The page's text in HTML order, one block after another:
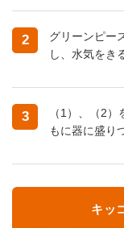
2
グリーンピー
し、水気をき
3
（1）、（2
もに器に盛り
キッ